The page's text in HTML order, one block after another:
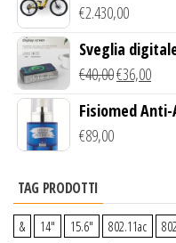
€2.430,00
Sveglia
Wireless Qi
€40,00€36,00
Fisiomed
€89,00
TAG PRODOTTI
& 14″ 15.6″ 802.11ac